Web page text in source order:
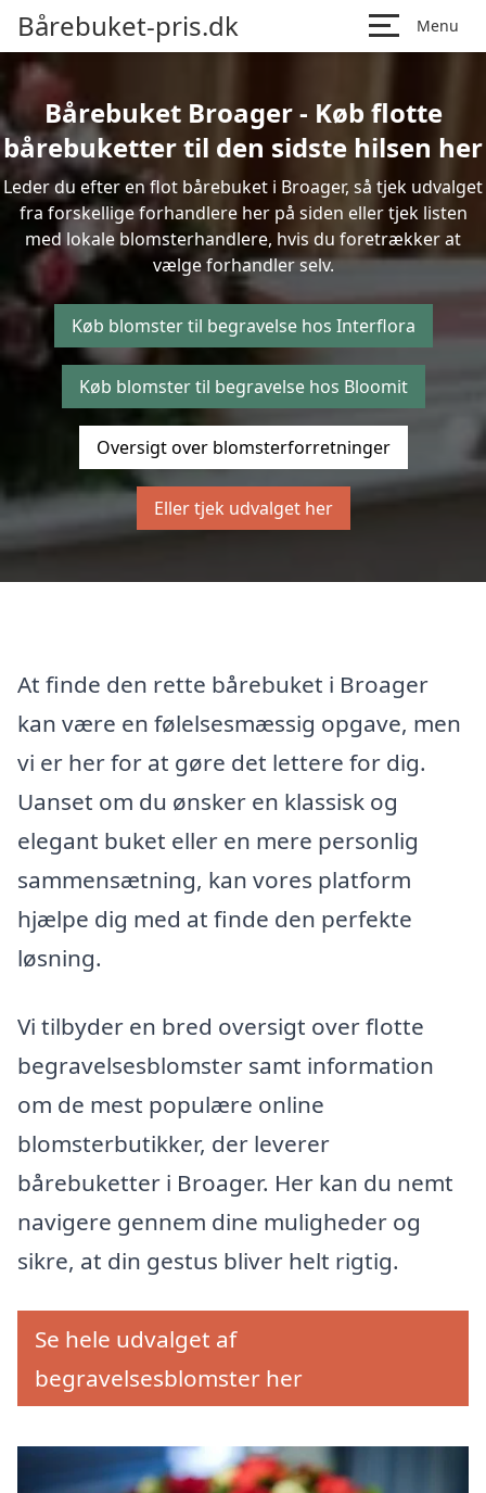
Bårebuket-pris.dk Menu
Bårebuket Broager - Køb flotte
bårebuketter til den sidste hilsen her
Leder du efter en flot bårebuket i Broager, så tjek udvalget
fra forskellige forhandlere her på siden eller tjek listen
med lokale blomsterhandlere, hvis du foretrækker at
vælge forhandler selv.
Køb blomster til begravelse hos Interflora
Køb blomster til begravelse hos Bloomit
Oversigt over blomsterforretninger
Eller tjek udvalget her
At finde den rette bårebuket i Broager
kan være en følelsesmæssig opgave, men
vi er her for at gøre det lettere for dig.
Uanset om du ønsker en klassisk og
elegant buket eller en mere personlig
sammensætning, kan vores platform
hjælpe dig med at finde den perfekte
løsning.
Vi tilbyder en bred oversigt over flotte
begravelsesblomster samt information
om de mest populære online
blomsterbutikker, der leverer
bårebuketter i Broager. Her kan du nemt
navigere gennem dine muligheder og
sikre, at din gestus bliver helt rigtig.
Se hele udvalget af
begravelsesblomster her